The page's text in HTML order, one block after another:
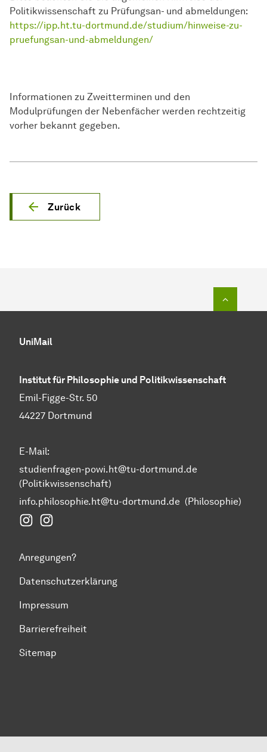
Politikwissenschaft zu Prüfungsan- und abmeldungen:
https://ipp.ht.tu-dortmund.de/studium/hinweise-zu-
pruefungsan-und-abmeldungen/
Informationen zu Zweitterminen und den
Modulprüfungen der Nebenfächer werden rechtzeitig
vorher bekannt gegeben.
Zurück
UniMail
Institut für Philosophie und Politikwissenschaft
Emil-Figge-Str. 50
44227 Dortmund
E-Mail:
studienfragen-powi.ht@tu-dortmund.de
(Politikwissenschaft)
info.philosophie.ht@tu-dortmund.de (Philosophie)
Instagram Fakultät Humanwissenschaften und
Anregungen?
Datenschutzerklärung
Impressum
Barrierefreiheit
Sitemap